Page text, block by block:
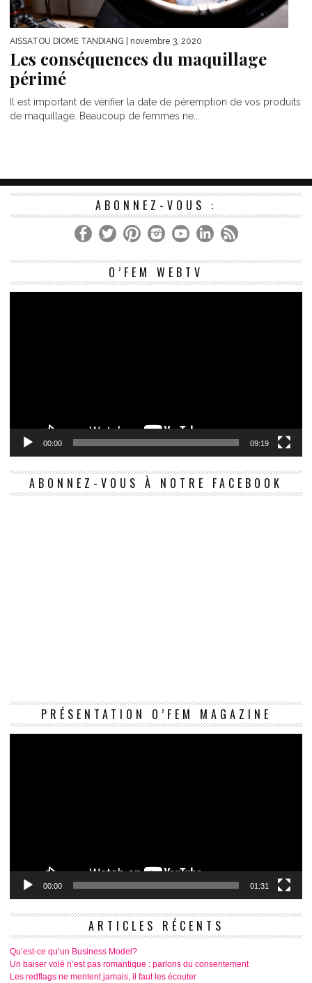
AISSATOU DIOME TANDIANG | novembre 3, 2020
Les conséquences du maquillage
périmé
Il est important de vérifier la date de péremption de vos produits
de maquillage. Beaucoup de femmes ne...
ABONNEZ-VOUS :
O’FEM WEBTV
00:00 09:19
ABONNEZ-VOUS À NOTRE FACEBOOK
PRÉSENTATION O’FEM MAGAZINE
00:00 01:31
ARTICLES RÉCENTS
Qu’est-ce qu’un Business Model?
Un baiser volé n’est pas romantique : parlons du consentement
Les redflags ne mentent jamais, il faut les écouter